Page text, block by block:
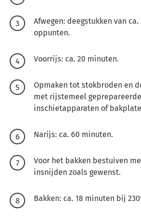
Afwegen: deegstukken van ca.
oppunten.
Voorrijs: ca. 20 minuten.
Opmaken tot stokbroden en
met rijstemeel geprepareerde
inschietapparaten of
Narijs: ca. 60 minuten.
Voor het bakken bestuiven
insnijden zoals gewenst.
Bakken: ca. 18 minuten bij